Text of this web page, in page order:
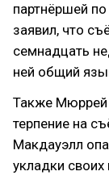
партнёршей
заявил, что
семнадцать
ней общий
Также Мюррей
терпение на
Макдауэлл
укладки своих